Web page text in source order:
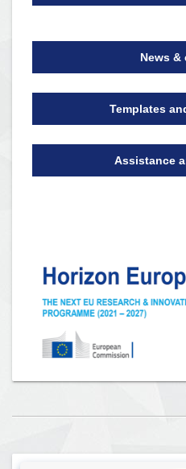
News &
Templates
Assistance